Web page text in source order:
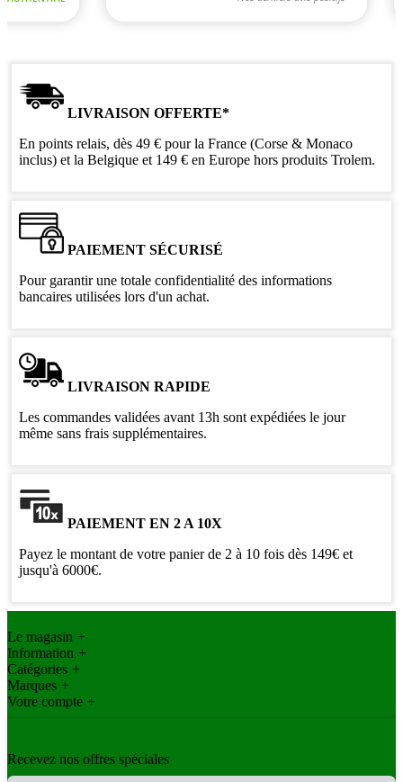
LIVRAISON OFFERTE*
En points relais, dès 49 € pour la France (Corse & Monaco
inclus) et la Belgique et 149 € en Europe hors produits Trolem.
PAIEMENT SÉCURISÉ
Pour garantir une totale confidentialité des informations
bancaires utilisées lors d'un achat.
LIVRAISON RAPIDE
Les commandes validées avant 13h sont expédiées le jour
même sans frais supplémentaires.
PAIEMENT EN 2 A 10X
Payez le montant de votre panier de 2 à 10 fois dès 149€ et
jusqu'à 6000€.
Le magasin +
Information +
Catégories +
Marques +
Votre compte +
Recevez nos offres spéciales